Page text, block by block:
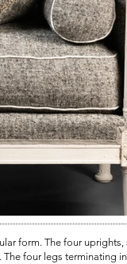
form. The four
four legs terminating